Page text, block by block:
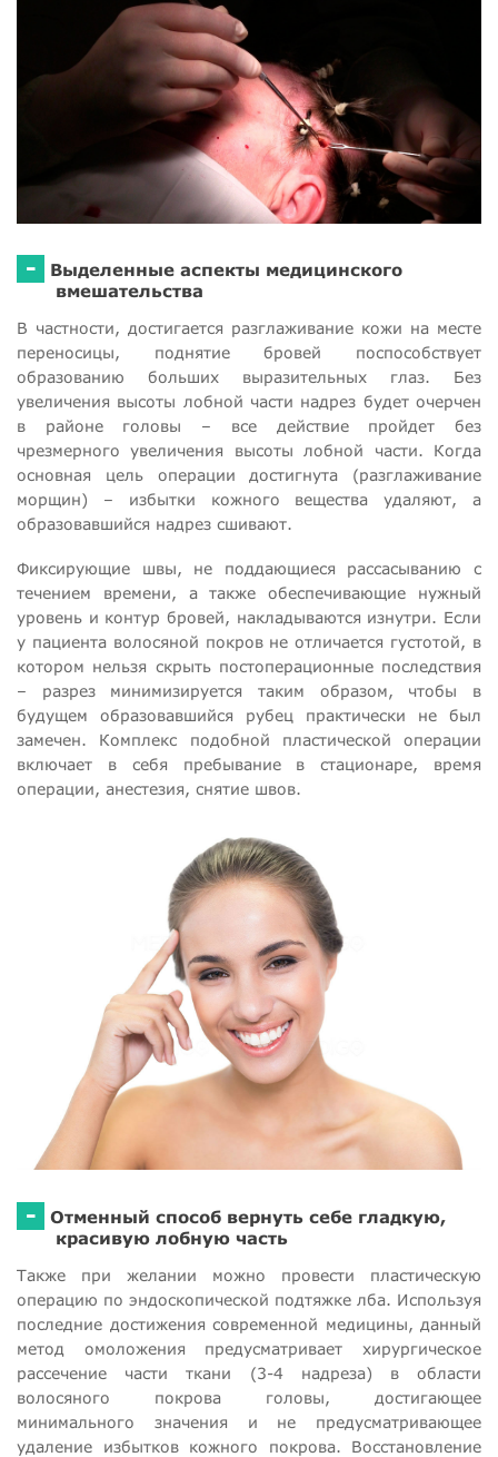
-
Выделенные аспекты медицинского
вмешательства
В частности, достигается разглаживание кожи на месте
переносицы, поднятие бровей поспособствует
образованию больших выразительных глаз. Без
увеличения высоты лобной части надрез будет очерчен
в районе головы – все действие пройдет без
чрезмерного увеличения высоты лобной части. Когда
основная цель операции достигнута (разглаживание
морщин) – избытки кожного вещества удаляют, а
образовавшийся надрез сшивают.
Фиксирующие швы, не поддающиеся рассасыванию с
течением времени, а также обеспечивающие нужный
уровень и контур бровей, накладываются изнутри. Если
у пациента волосяной покров не отличается густотой, в
котором нельзя скрыть постоперационные последствия
– разрез минимизируется таким образом, чтобы в
будущем образовавшийся рубец практически не был
замечен. Комплекс подобной пластической операции
включает в себя пребывание в стационаре, время
операции, анестезия, снятие швов.
-
Отменный способ вернуть себе гладкую,
красивую лобную часть
Также при желании можно провести пластическую
операцию по эндоскопической подтяжке лба. Используя
последние достижения современной медицины, данный
метод омоложения предусматривает хирургическое
рассечение части ткани (3-4 надреза) в области
волосяного покрова головы, достигающее
минимального значения и не предусматривающее
удаление избытков кожного покрова. Восстановление